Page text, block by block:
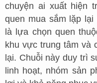
chuyện ai xuất hiện
quen mua sắm lặp
là lựa chọn quen
khu vực trung tâm và
lại. Chuỗi này duy trì
linh hoạt, nhóm sản